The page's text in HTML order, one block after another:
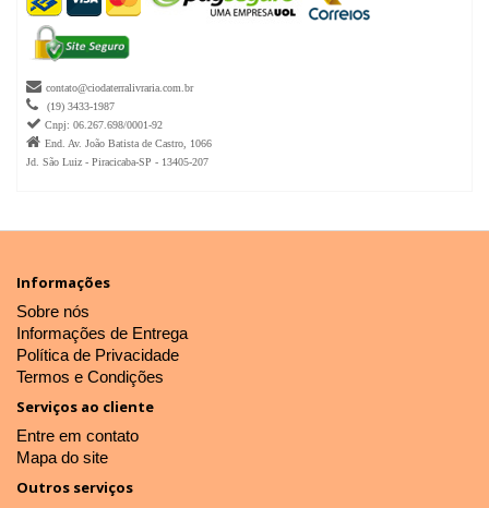
 contato@ciodaterralivraria.com.br
 (19) 3433-1987
 Cnpj: 06.267.698/0001-92
 End. Av. João Batista de Castro, 1066
Jd. São Luiz - Piracicaba-SP - 13405-207
Informações
Sobre nós
Informações de Entrega
Política de Privacidade
Termos e Condições
Serviços ao cliente
Entre em contato
Mapa do site
Outros serviços